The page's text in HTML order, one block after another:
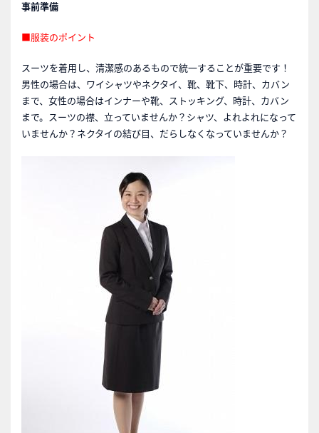
事前準備
■服装のポイント
スーツを着用し、清潔感のあるもので統一することが重要です！
男性の場合は、ワイシャツやネクタイ、靴、靴下、時計、カバン
まで、女性の場合はインナーや靴、ストッキング、時計、カバン
まで。スーツの襟、立っていませんか？シャツ、よれよれになって
いませんか？ネクタイの結び目、だらしなくなっていませんか？